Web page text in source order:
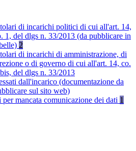
di incarichi politici di cui all'art. 14,
1, del dlgs n. 33/2013 (da pubblicare in
2
di incarichi di amministrazione, di
o di governo di cui all'art. 14, co.
del dlgs n. 33/2013
dall'incarico (documentazione da
sul sito web)
per mancata comunicazione dei dati 1